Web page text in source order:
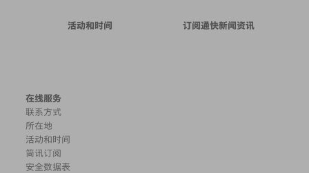
活动和时间 订阅通快新闻资讯
在线服务
联系方式
所在地
活动和时间
简讯订阅
安全数据表